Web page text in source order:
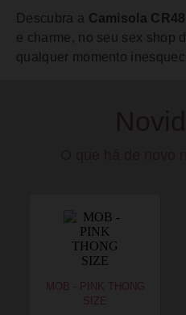
Descubra a Camisola
e charme, no seu sex shop
qualquer momento
MOB - PINK THONG
SIZE